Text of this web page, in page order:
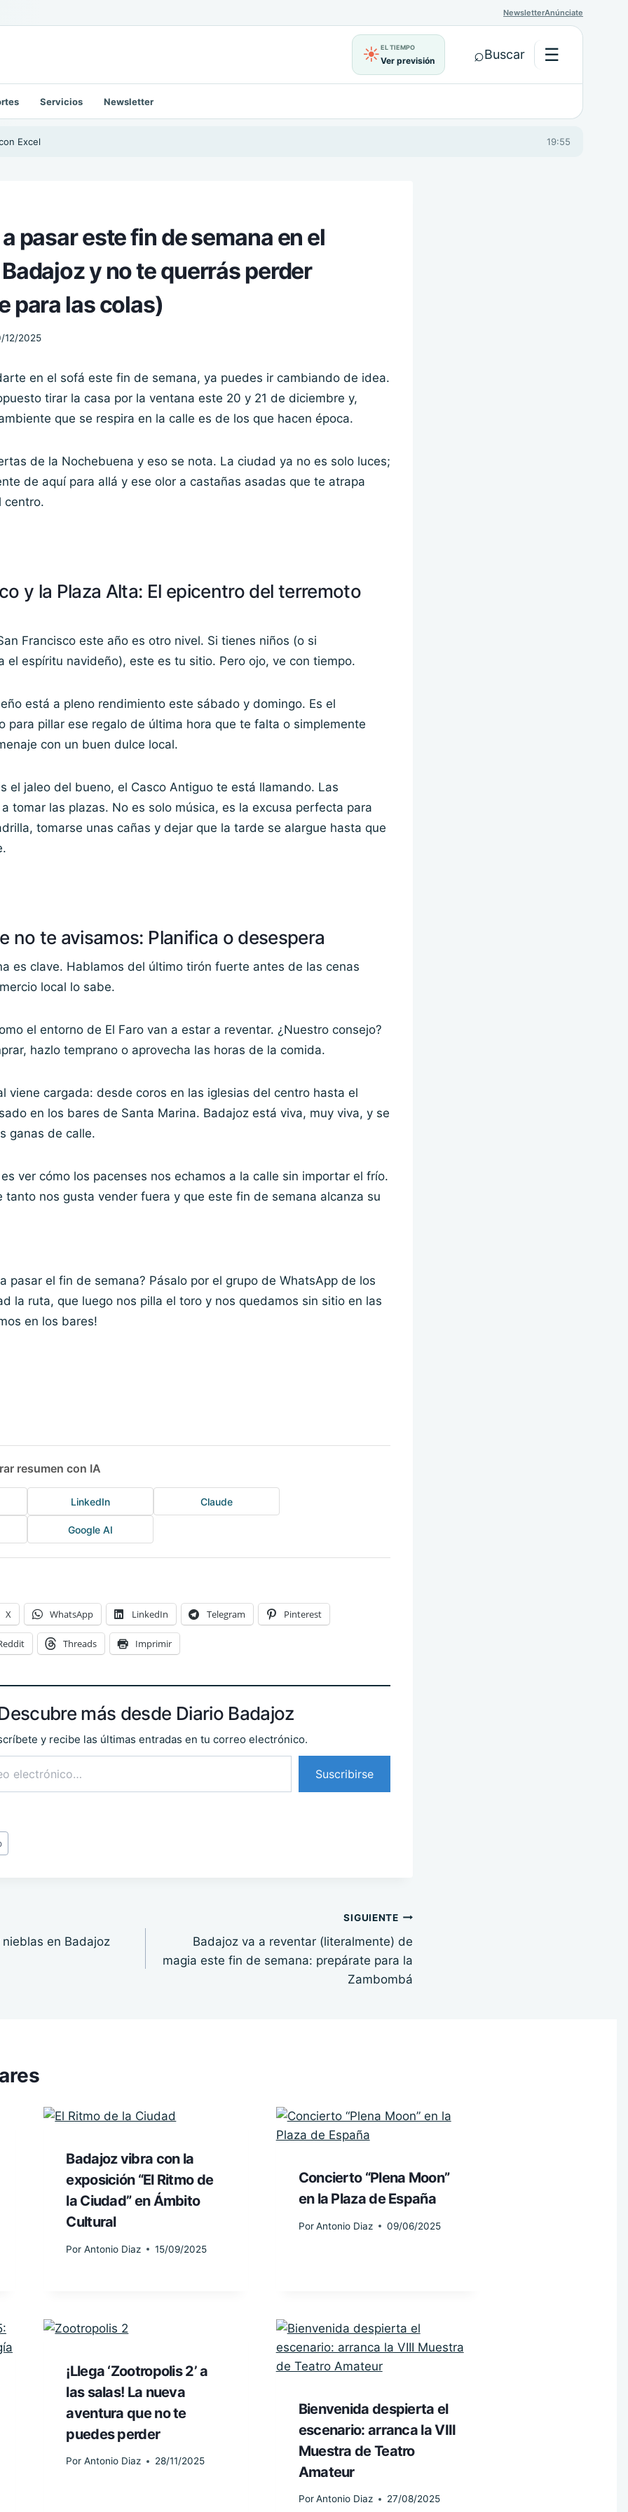
NewsletterAnúnciate
☀EL TIEMPO
Ver previsión ⌕Buscar ☰Abrir menú
Servicios Newsletter
Excel 19:55
pasar este fin de semana en el
y no te querrás perder
para las colas)
12/2025
en el sofá este fin de semana, ya puedes ir cambiando de idea.
tirar la casa por la ventana este 20 y 21 de diciembre y,
que se respira en la calle es de los que hacen época.
de la Nochebuena y eso se nota. La ciudad ya no es solo luces;
de aquí para allá y ese olor a castañas asadas que te atrapa
centro.
y la Plaza Alta: El epicentro del terremoto
Francisco este año es otro nivel. Si tienes niños (o si
el espíritu navideño), este es tu sitio. Pero ojo, ve con tiempo.
está a pleno rendimiento este sábado y domingo. Es el
para pillar ese regalo de última hora que te falta o simplemente
con un buen dulce local.
el jaleo del bueno, el Casco Antiguo te está llamando. Las
tomar las plazas. No es solo música, es la excusa perfecta para
tomarse unas cañas y dejar que la tarde se alargue hasta que
no te avisamos: Planifica o desespera
es clave. Hablamos del último tirón fuerte antes de las cenas
local lo sabe.
el entorno de El Faro van a estar a reventar. ¿Nuestro consejo?
hazlo temprano o aprovecha las horas de la comida.
viene cargada: desde coros en las iglesias del centro hasta el
en los bares de Santa Marina. Badajoz está viva, muy viva, y se
ganas de calle.
ver cómo los pacenses nos echamos a la calle sin importar el frío.
tanto nos gusta vender fuera y que este fin de semana alcanza su
pasar el fin de semana? Pásalo por el grupo de WhatsApp de los
la ruta, que luego nos pilla el toro y nos quedamos sin sitio en las
en los bares!
resumen con IA
LinkedIn Claude
Google AI
X WhatsApp LinkedIn Telegram Pinterest
Threads Imprimir
más desde Diario Badajoz
y recibe las últimas entradas en tu correo electrónico.
Suscribirse
en Badajoz
SIGUIENTE
Badajoz va a reventar (literalmente) de
magia este fin de semana: prepárate para la
Zambombá
Badajoz vibra con la
exposición “El Ritmo de
la Ciudad” en Ámbito
Cultural
Por Antonio Diaz 15/09/2025
Concierto “Plena Moon”
en la Plaza de España
Por Antonio Diaz 09/06/2025
¡Llega ‘Zootropolis 2’ a
las salas! La nueva
aventura que no te
puedes perder
Por Antonio Diaz 28/11/2025
Bienvenida despierta el
escenario: arranca la VIII
Muestra de Teatro
Amateur
Por Antonio Diaz 27/08/2025